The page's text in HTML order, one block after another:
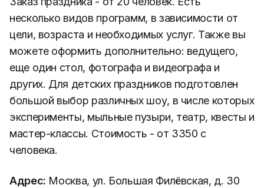
несколько видов программ, в зависимости от
цели, возраста и необходимых услуг. Также вы
можете оформить дополнительно: ведущего,
еще один стол, фотографа и видеографа и
других. Для детских праздников подготовлен
большой выбор различных шоу, в числе которых
эксперименты, мыльные пузыри, театр, квесты и
мастер-классы. Стоимость - от 3350 с
человека.
Адрес: Москва, ул. Большая Филёвская, д. 30